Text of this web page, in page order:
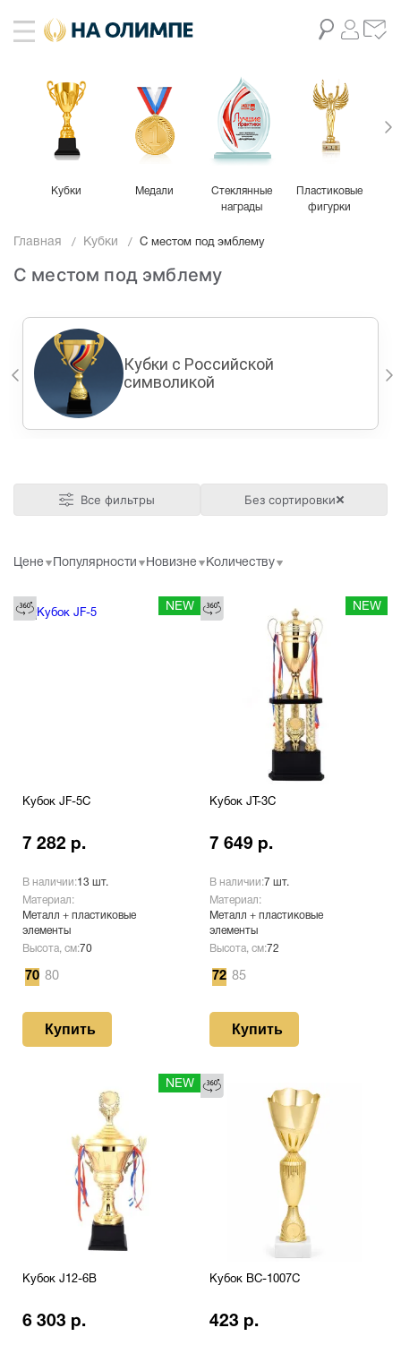
Кубки Медали
Стеклянные
награды
Пластиковые
фигурки
Главная Кубки С местом под эмблему
С местом под эмблему
Кубки с Российской
символикой
Все фильтры Без сортировки
Цене Популярности Новизне Количеству
Кубок JF-5C
7 282 р.
В наличии:13 шт.
Материал:
Металл + пластиковые
элементы
Высота, см:70
70 80
Купить
NEW
Кубок JT-3C
7 649 р.
В наличии:7 шт.
Материал:
Металл + пластиковые
элементы
Высота, см:72
72 85
Купить
NEW
Кубок J12-6B
6 303 р.
NEW
Кубок BC-1007C
423 р.